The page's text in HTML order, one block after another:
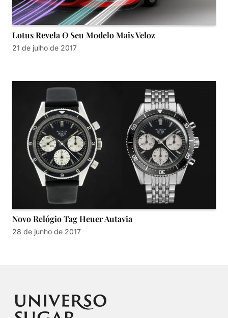
Lotus Revela O Seu Modelo Mais Veloz
21 de julho de 2017
Novo Relógio Tag Heuer Autavia
28 de junho de 2017